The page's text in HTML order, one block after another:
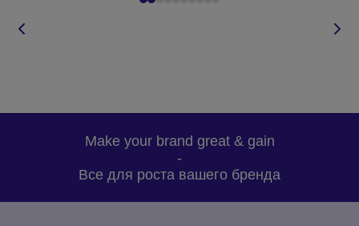
Make your brand great & gain
-
Все для роста вашего бренда